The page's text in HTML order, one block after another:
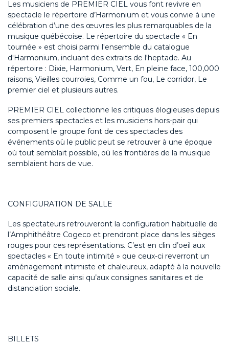
Les musiciens de PREMIER CIEL vous font revivre en
spectacle le répertoire d’Harmonium et vous convie à une
célébration d’une des œuvres les plus remarquables de la
musique québécoise. Le répertoire du spectacle « En
tournée » est choisi parmi l'ensemble du catalogue
d'Harmonium, incluant des extraits de l'heptade. Au
répertoire : Dixie, Harmonium, Vert, En pleine face, 100,000
raisons, Vieilles courroies, Comme un fou, Le corridor, Le
premier ciel et plusieurs autres.
PREMIER CIEL collectionne les critiques élogieuses depuis
ses premiers spectacles et les musiciens hors-pair qui
composent le groupe font de ces spectacles des
événements où le public peut se retrouver à une époque
où tout semblait possible, où les frontières de la musique
semblaient hors de vue.
CONFIGURATION DE SALLE
Les spectateurs retrouveront la configuration habituelle de
l’Amphithéâtre Cogeco et prendront place dans les sièges
rouges pour ces représentations. C’est en clin d’oeil aux
spectacles « En toute intimité » que ceux-ci reverront un
aménagement intimiste et chaleureux, adapté à la nouvelle
capacité de salle ainsi qu’aux consignes sanitaires et de
distanciation sociale.
BILLETS